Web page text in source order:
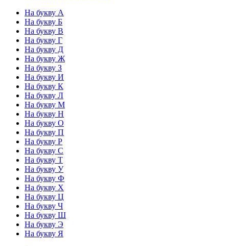
На букву А
На букву Б
На букву В
На букву Г
На букву Д
На букву Ж
На букву З
На букву И
На букву К
На букву Л
На букву М
На букву Н
На букву О
На букву П
На букву Р
На букву С
На букву Т
На букву У
На букву Ф
На букву Х
На букву Ц
На букву Ч
На букву Ш
На букву Э
На букву Я